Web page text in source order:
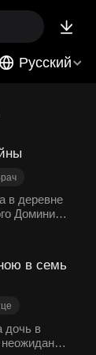
Русский
в деревне
Доминика,
дневном
жизнь
В
Доминик
но
в семь
дочь в